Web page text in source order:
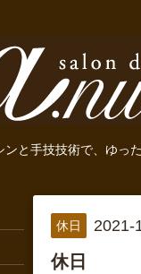
と手技技術で、ゆっ
休日 2021-
休日